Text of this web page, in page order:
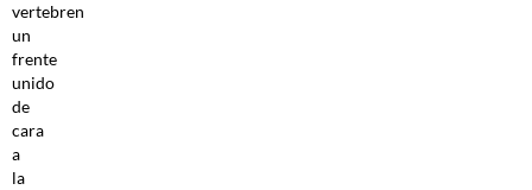
vertebren
un
frente
unido
de
cara
a
la